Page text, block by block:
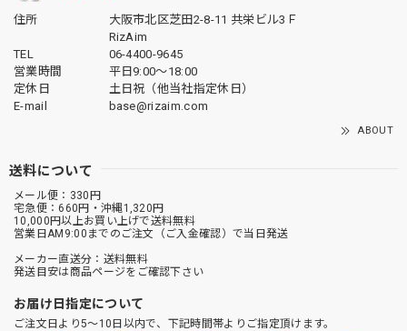
住所
大阪市北区芝田2-8-11 共栄ビル3Ｆ
RizAim
TEL
06-4400-9645
営業時間
平日9:00～18:00
定休日
土日祝（他当社指定休日）
E-mail
base@rizaim.com
ABOUT
送料について
メール便：330円
宅急便：660円・沖縄1,320円
10,000円以上お買い上げで送料無料
営業日AM9:00までのご注文（ご入金確認）で当日発送
メーカー直送分：送料無料
発送目安は商品ページをご確認下さい
お届け日指定について
ご注文日より5～10日以内で、下記時間帯よりご指定頂けます。